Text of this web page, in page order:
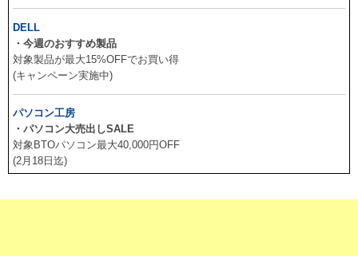
DELL
・今週のおすすめ製品
対象製品が最大15%OFFでお買い得
(キャンペーン実施中)
パソコン工房
・パソコン大売出しSALE
対象BTOパソコン最大40,000円OFF
(2月18日迄)